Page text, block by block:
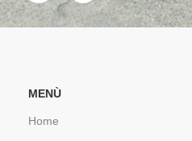
MENÙ
Home